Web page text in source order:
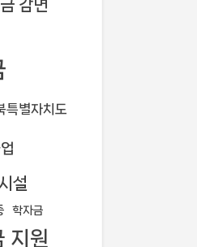
감면
특별자치도
설
학자금
지원